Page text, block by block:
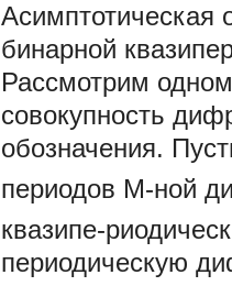
Асимптотическая
бинарной
Рассмотрим
совокупность
обозначения.
периодов М-ной
квазипе-
периодическую